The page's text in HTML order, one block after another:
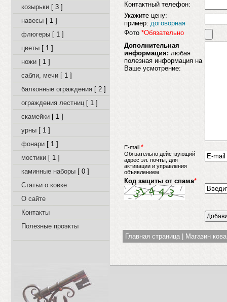
козырьки [ 3 ]
навесы [ 1 ]
флюгеры [ 1 ]
цветы [ 1 ]
ножи [ 1 ]
сабли, мечи [ 1 ]
балконные ограждения [ 2 ]
ограждения лестниц [ 1 ]
скамейки [ 1 ]
урны [ 1 ]
фонари [ 1 ]
мостики [ 1 ]
каминные наборы [ 0 ]
Статьи о ковке
О сайте
Контакты
Полезные проэкты
Контактный телефон:
Укажите цену:
пример: договорная
Фото *Обязательно
Дополнительная
информация: любая
полезная информация на
Ваше усмотрение:
E-mail *
Обязательно действующий
адрес эл. почты, для
активации и управления
объявлением
Код защиты от спама*
Главная страница Магазин